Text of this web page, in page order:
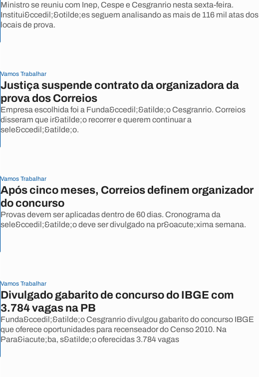
Ministro se reuniu com Inep, Cespe e Cesgranrio nesta sexta-feira.
Institui&ccedil;&otilde;es seguem analisando as mais de 116 mil atas dos
locais de prova.
Vamos Trabalhar
Justiça suspende contrato da organizadora da
prova dos Correios
Empresa escolhida foi a Funda&ccedil;&atilde;o Cesgranrio. Correios
disseram que ir&atilde;o recorrer e querem continuar a
sele&ccedil;&atilde;o.
Vamos Trabalhar
Após cinco meses, Correios definem organizador
do concurso
Provas devem ser aplicadas dentro de 60 dias. Cronograma da
sele&ccedil;&atilde;o deve ser divulgado na pr&oacute;xima semana.
Vamos Trabalhar
Divulgado gabarito de concurso do IBGE com
3.784 vagas na PB
Funda&ccedil;&atilde;o Cesgranrio divulgou gabarito do concurso IBGE
que oferece oportunidades para recenseador do Censo 2010. Na
Para&iacute;ba, s&atilde;o oferecidas 3.784 vagas